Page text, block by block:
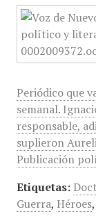
Periódico que
semanal.
responsable,
suplieron
Publicación
Etiquetas:
Guerra, Héroes,